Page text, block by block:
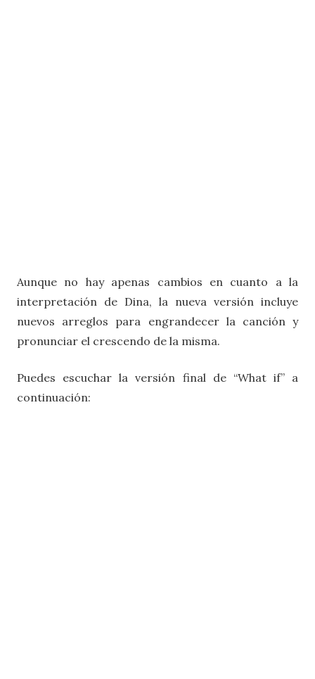
Aunque no hay apenas cambios en cuanto a la
interpretación de Dina, la nueva versión incluye
nuevos arreglos para engrandecer la canción y
pronunciar el crescendo de la misma.
Puedes escuchar la versión final de “What if” a
continuación: